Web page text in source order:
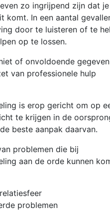
zo ingrijpend zijn dat je
komt. In een aantal
door te luisteren of te
op te lossen.
of onvoldoende gegeven
van professionele hulp
is erop gericht om op
te krijgen in de
beste aanpak daarvan.
problemen die bij
aan de orde kunnen
problemen